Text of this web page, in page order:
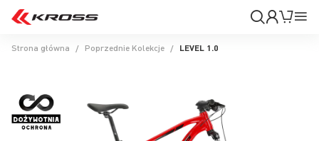
Mój
Moje
konto
Strona główna Poprzednie Kolekcje LEVEL 1.0
koniec
galerii